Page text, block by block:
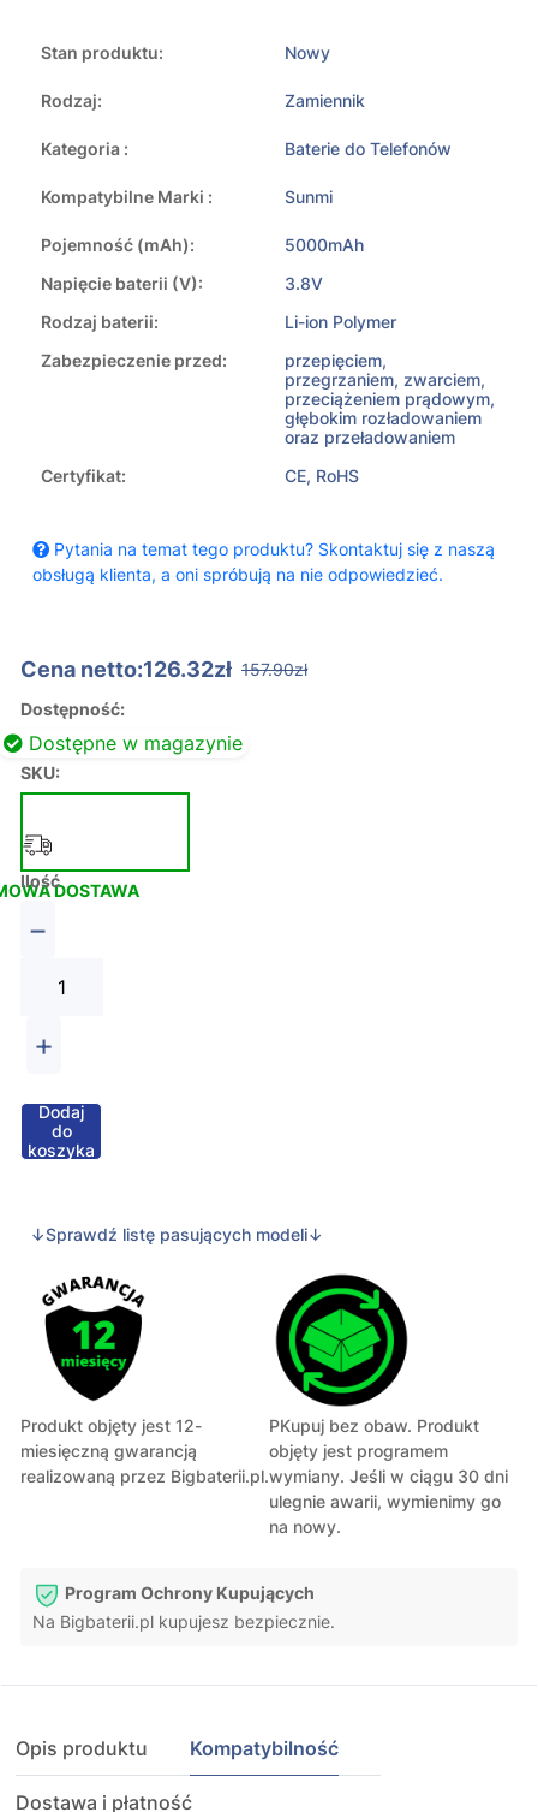
Stan produktu: Nowy
Rodzaj: Zamiennik
Kategoria : Baterie do Telefonów
Kompatybilne Marki : Sunmi
Pojemność (mAh):
5000mAh
Napięcie baterii (V):
3.8V
Rodzaj baterii:
Li-ion Polymer
Zabezpieczenie przed:
przepięciem,
przegrzaniem, zwarciem,
przeciążeniem prądowym,
głębokim rozładowaniem
oraz przeładowaniem
Certyfikat:
CE, RoHS
Pytania na temat tego produktu? Skontaktuj się z naszą
obsługą klienta, a oni spróbują na nie odpowiedzieć.
Cena netto:126.32zł 157.90zł
Dostępność:
Dostępne w magazynie
SKU:
DOSTAWA
Ilość
−
+
Dodaj
do
koszyka
↓Sprawdź listę pasujących modeli↓
Produkt objęty jest 12-
miesięczną gwarancją
realizowaną przez Bigbaterii.pl.
PKupuj bez obaw. Produkt
objęty jest programem
wymiany. Jeśli w ciągu 30 dni
ulegnie awarii, wymienimy go
na nowy.
Program Ochrony Kupujących
Na Bigbaterii.pl kupujesz bezpiecznie.
Opis produktu Kompatybilność
Dostawa i płatność